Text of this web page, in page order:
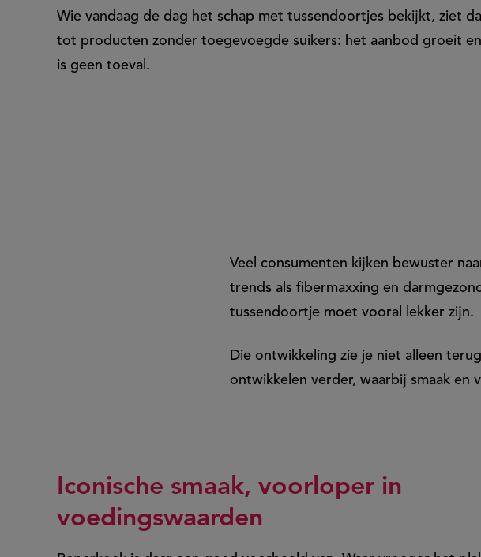
verschuiving
Wie vandaag de dag het schap met tussendoortjes bekijkt, ziet
tot producten zonder toegevoegde suikers: het aanbod groeit
is geen toeval.
Veel consumenten kijken bewuster
trends als fibermaxxing en
tussendoortje moet vooral lekker zijn.
Die ontwikkeling zie je niet alleen
ontwikkelen verder, waarbij smaak en
Iconische smaak, voorloper in
voedingswaarden